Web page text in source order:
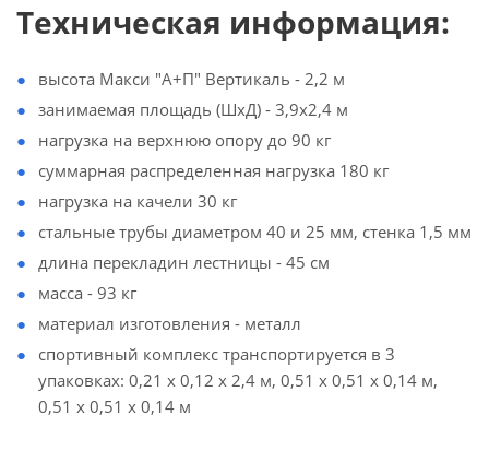
Техническая информация:
высота Макси "А+П" Вертикаль - 2,2 м
занимаемая площадь (ШхД) - 3,9х2,4 м
нагрузка на верхнюю опору до 90 кг
суммарная распределенная нагрузка 180 кг
нагрузка на качели 30 кг
стальные трубы диаметром 40 и 25 мм, стенка 1,5 мм
длина перекладин лестницы - 45 см
масса - 93 кг
материал изготовления - металл
спортивный комплекс транспортируется в 3
упаковках: 0,21 х 0,12 х 2,4 м, 0,51 х 0,51 х 0,14 м,
0,51 х 0,51 х 0,14 м